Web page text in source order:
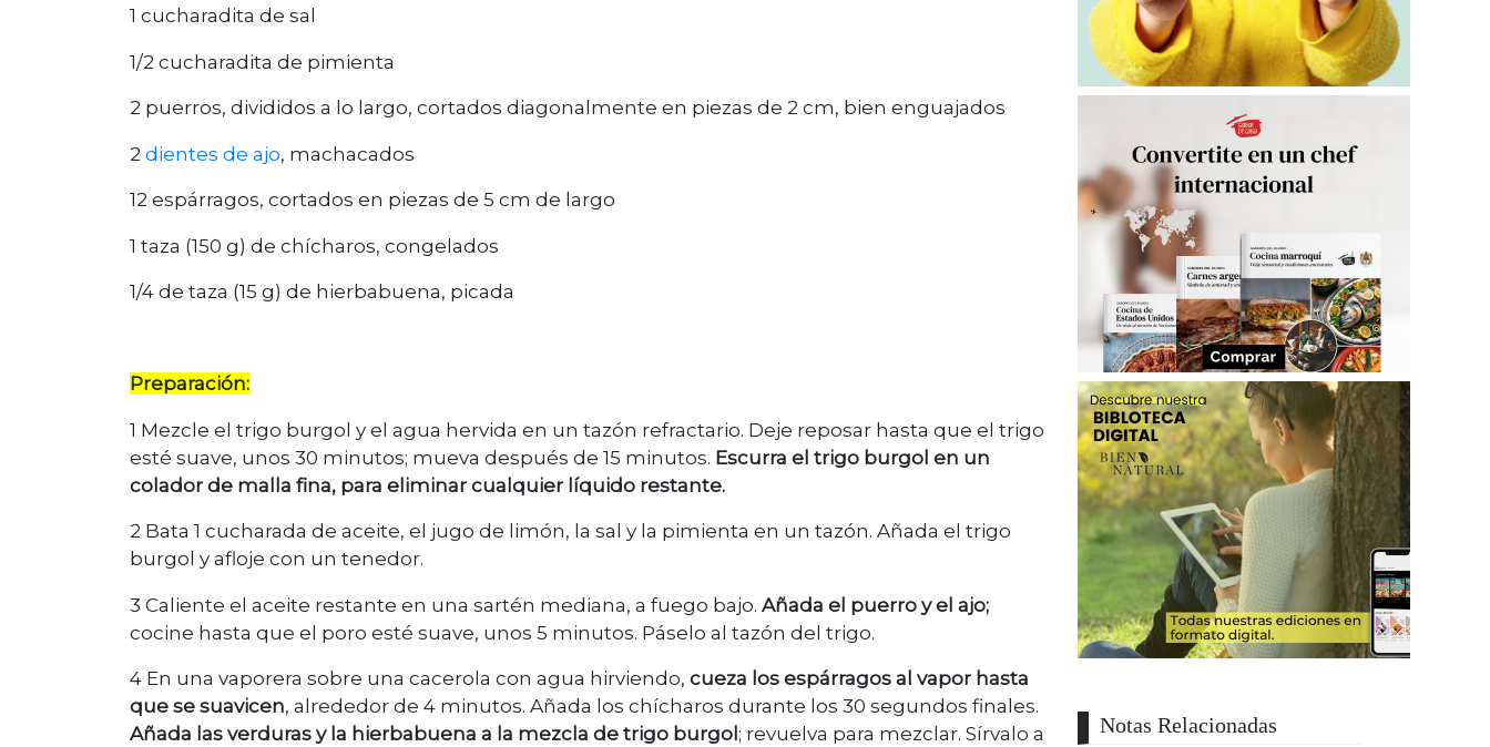
1 cucharadita de sal
1/2 cucharadita de pimienta
2 puerros, divididos a lo largo, cortados diagonalmente en piezas de 2 cm, bien enguajados
2 dientes de ajo, machacados
12 espárragos, cortados en piezas de 5 cm de largo
1 taza (150 g) de chícharos, congelados
1/4 de taza (15 g) de hierbabuena, picada
Preparación:
1 Mezcle el trigo burgol y el agua hervida en un tazón refractario. Deje reposar hasta que el trigo
esté suave, unos 30 minutos; mueva después de 15 minutos. Escurra el trigo burgol en un
colador de malla fina, para eliminar cualquier líquido restante.
2 Bata 1 cucharada de aceite, el jugo de limón, la sal y la pimienta en un tazón. Añada el trigo
burgol y afloje con un tenedor.
3 Caliente el aceite restante en una sartén mediana, a fuego bajo. Añada el puerro y el ajo;
cocine hasta que el poro esté suave, unos 5 minutos. Páselo al tazón del trigo.
4 En una vaporera sobre una cacerola con agua hirviendo, cueza los espárragos al vapor hasta
que se suavicen, alrededor de 4 minutos. Añada los chícharos durante los 30 segundos finales.
Añada las verduras y la hierbabuena a la mezcla de trigo burgol ; revuelva para mezclar. Sírvalo a
Notas Relacionadas